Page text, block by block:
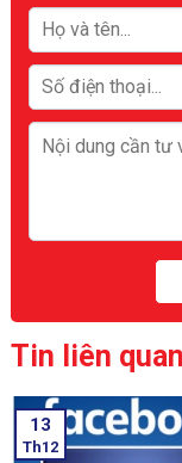
Tin liên quan
13
Th12